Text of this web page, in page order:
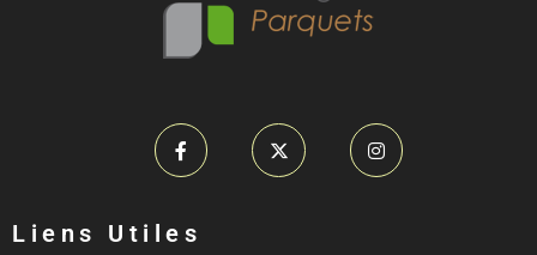
Liens Utiles